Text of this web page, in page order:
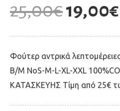
25,00€19,00€
Φούτερ αντρικά
B/M ΝοS-M-L-XL-XXL
ΚΑΤΑΣΚΕΥΗΣ Tίμη από 25€